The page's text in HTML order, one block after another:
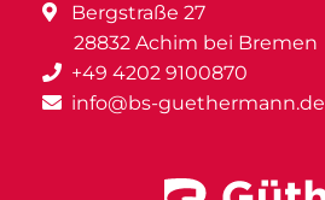
Bergstraße 27
28832 Achim bei Bremen
+49 4202 9100870
info@bs-guethermann.de